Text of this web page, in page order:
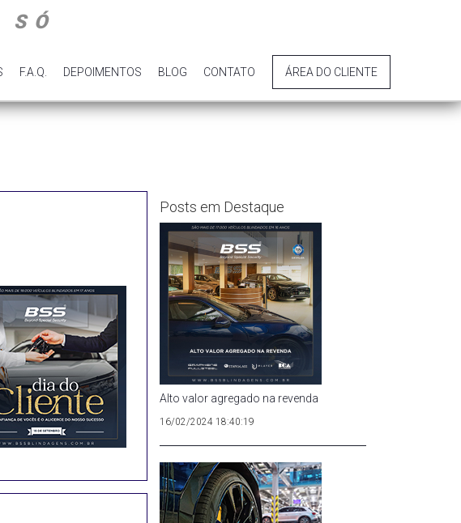
F.A.Q. DEPOIMENTOS BLOG CONTATO ÁREA DO CLIENTE
Posts em Destaque
Alto valor agregado na revenda
16/02/2024 18:40:19